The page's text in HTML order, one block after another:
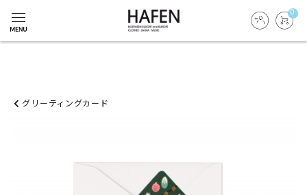
0
グリーティングカード